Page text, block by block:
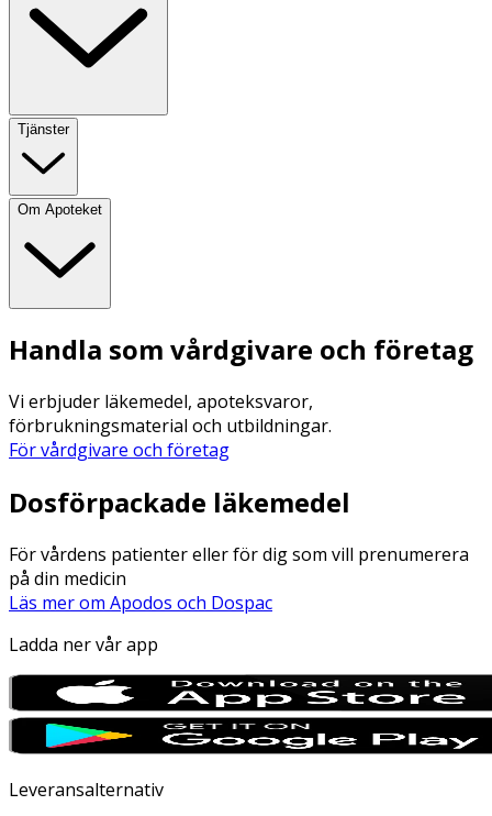
Tjänster
Om Apoteket
Handla som vårdgivare och företag
Vi erbjuder läkemedel, apoteksvaror,
förbrukningsmaterial och utbildningar.
För vårdgivare och företag
Dosförpackade läkemedel
För vårdens patienter eller för dig som vill prenumerera
på din medicin
Läs mer om Apodos och Dospac
Ladda ner vår app
Leveransalternativ